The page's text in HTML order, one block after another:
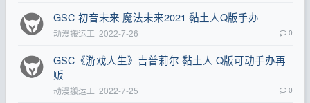
GSC 初音未来 魔法未来2021 黏土人Q版手办
动漫搬运工 2022-7-26 0
GSC《游戏人生》吉普莉尔 黏土人 Q版可动手办再
贩
动漫搬运工 2022-7-25 0